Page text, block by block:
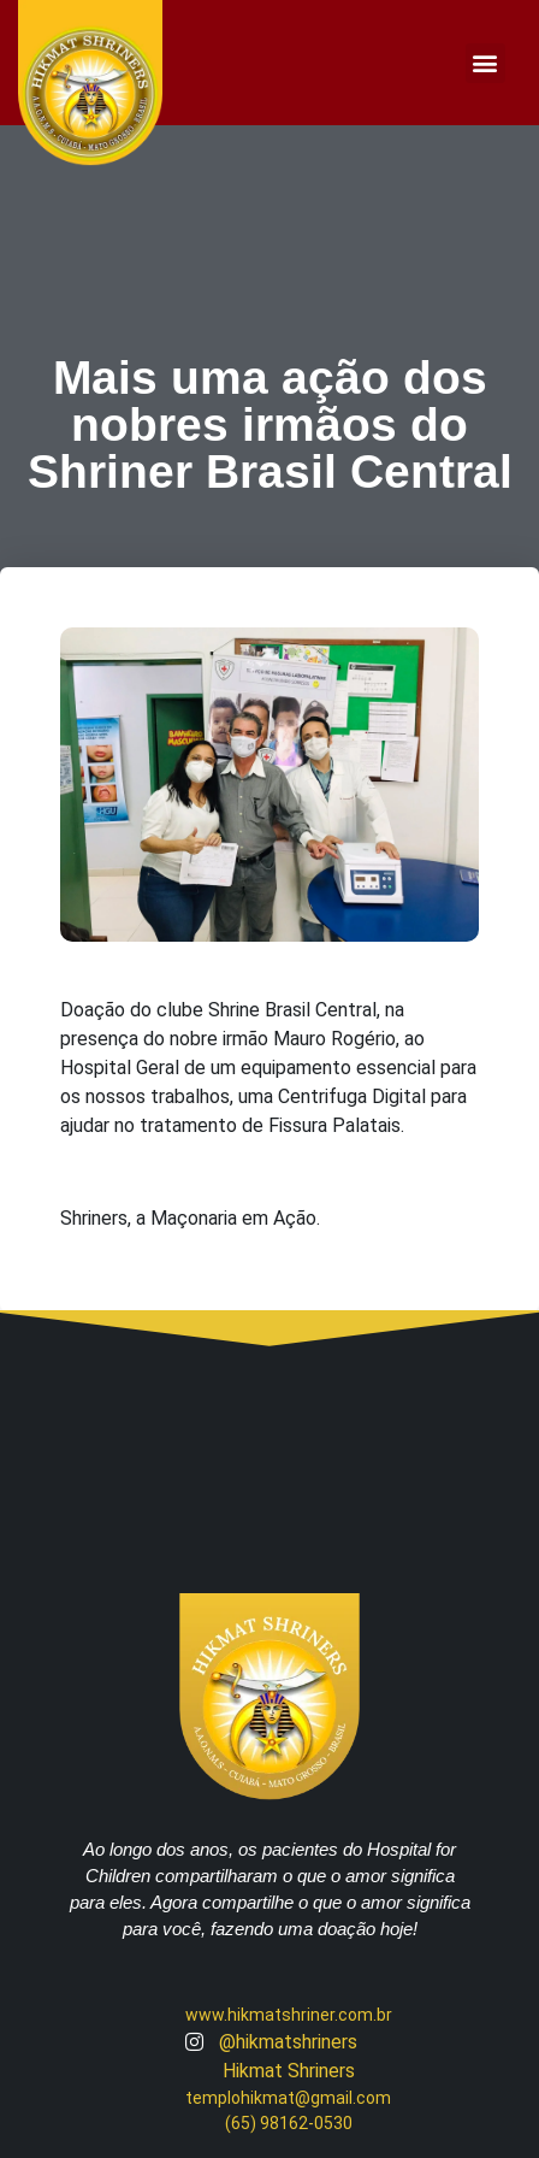
Mais uma ação dos
nobres irmãos do
Shriner Brasil Central
Doação do clube Shrine Brasil Central, na
presença do nobre irmão Mauro Rogério, ao
Hospital Geral de um equipamento essencial para
os nossos trabalhos, uma Centrifuga Digital para
ajudar no tratamento de Fissura Palatais.
Shriners, a Maçonaria em Ação.
Ao longo dos anos, os pacientes do Hospital for
Children compartilharam o que o amor significa
para eles. Agora compartilhe o que o amor significa
para você, fazendo uma doação hoje!
www.hikmatshriner.com.br
@hikmatshriners
Hikmat Shriners
templohikmat@gmail.com
(65) 98162-0530